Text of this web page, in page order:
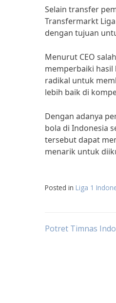
Selain transfer
Transfermarkt
dengan tujuan
Menurut CEO
memperbaiki hasil
radikal untuk
lebih baik di
Dengan adanya
bola di Indonesia
tersebut dapat
menarik untuk
Posted in Liga 1
Post
Potret Timnas